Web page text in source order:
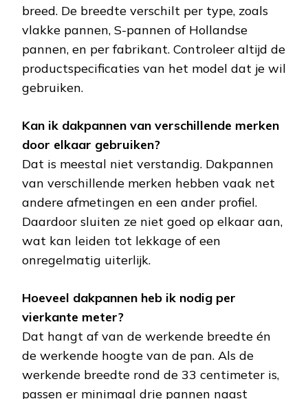
breed. De breedte verschilt per type, zoals
vlakke pannen, S-pannen of Hollandse
pannen, en per fabrikant. Controleer altijd de
productspecificaties van het model dat je wil
gebruiken.
Kan ik dakpannen van verschillende merken
door elkaar gebruiken?
Dat is meestal niet verstandig. Dakpannen
van verschillende merken hebben vaak net
andere afmetingen en een ander profiel.
Daardoor sluiten ze niet goed op elkaar aan,
wat kan leiden tot lekkage of een
onregelmatig uiterlijk.
Hoeveel dakpannen heb ik nodig per
vierkante meter?
Dat hangt af van de werkende breedte én
de werkende hoogte van de pan. Als de
werkende breedte rond de 33 centimeter is,
passen er minimaal drie pannen naast